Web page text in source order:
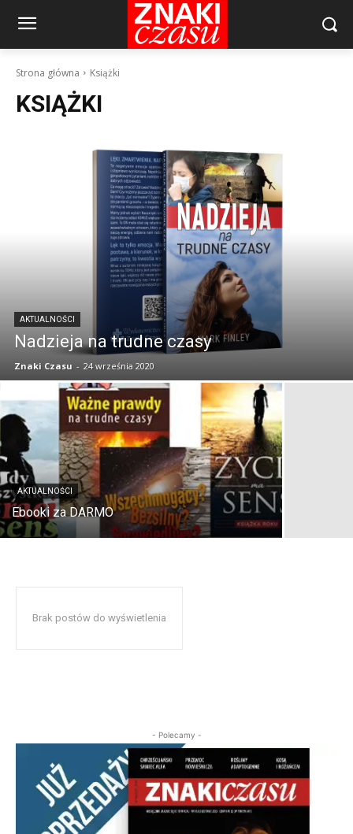
Strona główna Książki
KSIĄŻKI
AKTUALNOŚCI
Nadzieja na trudne czasy
Znaki Czasu - 24 września 2020
AKTUALNOŚCI
Ebooki za DARMO
Brak postów do wyświetlenia
- Polecamy -